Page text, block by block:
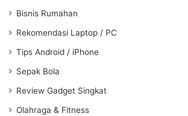
Bisnis Rumahan
Rekomendasi Laptop / PC
Tips Android / iPhone
Sepak Bola
Review Gadget Singkat
Olahraga & Fitness